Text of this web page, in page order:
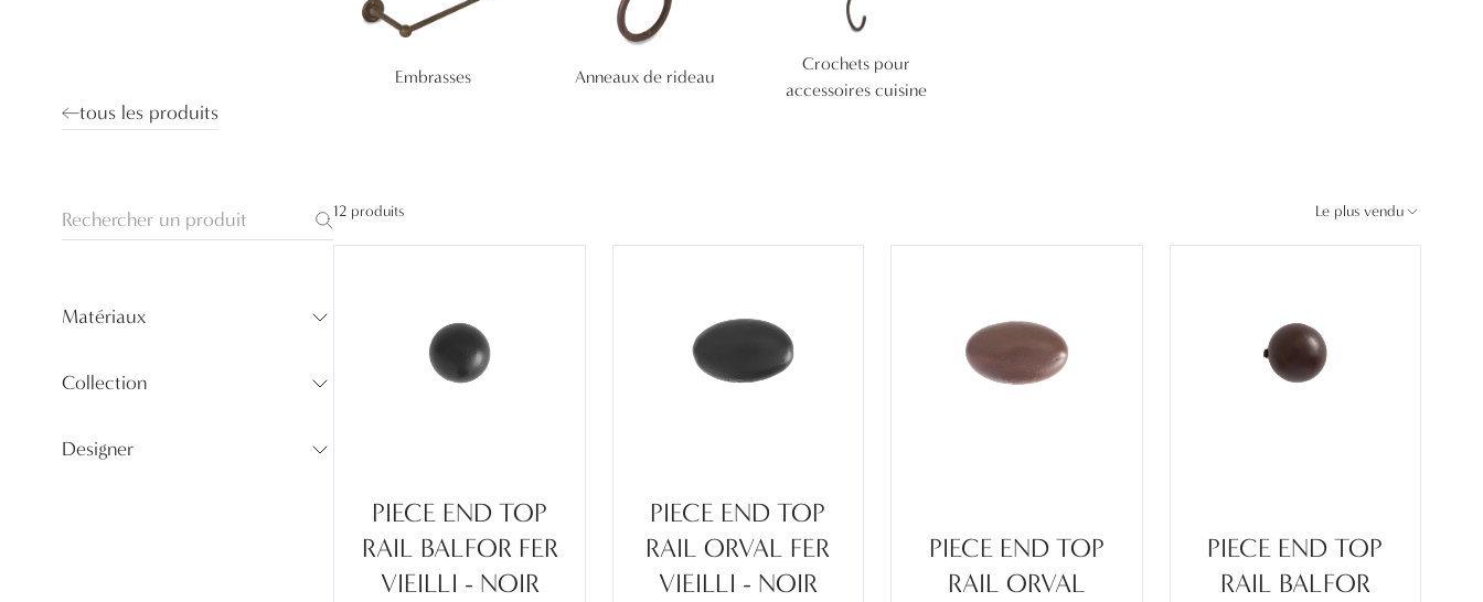
tous les produits
Embrasses Anneaux de rideau
Crochets pour
accessoires cuisine
Matériaux
Collection
Designer
12 produits Le plus vendu
PIECE END TOP
RAIL BALFOR FER
VIEILLI - NOIR
PIECE END TOP
RAIL ORVAL FER
VIEILLI - NOIR
PIECE END TOP
RAIL ORVAL
PIECE END TOP
RAIL BALFOR